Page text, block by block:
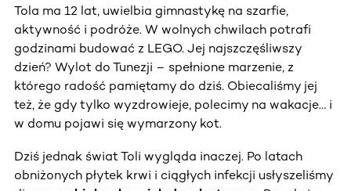
Tola ma 12 lat, uwielbia gimnastykę na szarfie,
aktywność i podróże. W wolnych chwilach potrafi
godzinami budować z LEGO. Jej najszczęśliwszy
dzień? Wylot do Tunezji – spełnione marzenie, z
którego radość pamiętamy do dziś. Obiecaliśmy jej
też, że gdy tylko wyzdrowieje, polecimy na wakacje… i
w domu pojawi się wymarzony kot.
Dziś jednak świat Toli wygląda inaczej. Po latach
obniżonych płytek krwi i ciągłych infekcji usłyszeliśmy